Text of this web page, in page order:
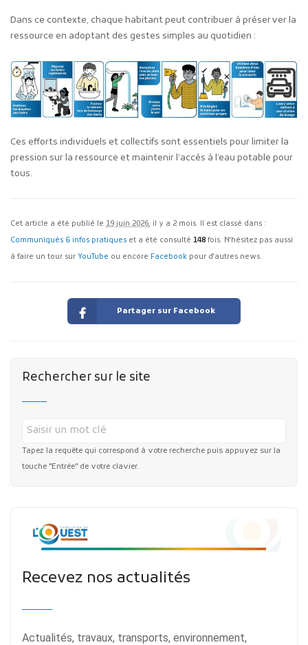
Dans ce contexte, chaque habitant peut contribuer à préserver la
ressource en adoptant des gestes simples au quotidien :
Ces efforts individuels et collectifs sont essentiels pour limiter la
pression sur la ressource et maintenir l’accès à l’eau potable pour
tous.
Cet article a été publié le 19 juin 2026, il y a 2 mois. Il est classé dans :
Communiqués & infos pratiques et a été consulté 148 fois. N'hésitez pas aussi
à faire un tour sur YouTube ou encore Facebook pour d'autres news.
Partager sur Facebook
Rechercher sur le site
Tapez la requête qui correspond à votre recherche puis appuyez sur la
touche "Entrée" de votre clavier.
Recevez nos actualités
Actualités, travaux, transports, environnement,